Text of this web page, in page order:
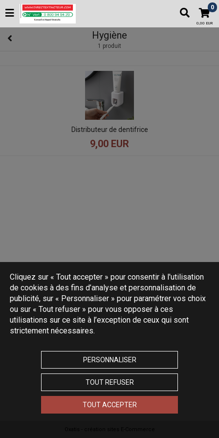
0
0,00 EUR
Hygiène
1 produit
Distributeur de dentifrice
9,00 EUR
Cliquez sur « Tout accepter » pour consentir à l'utilisation
de cookies à des fins d’analyse et personnalisation de
publicité, sur « Personnaliser » pour paramétrer vos choix
ou sur « Tout refuser » pour vous opposer à ces
utilisations sur ce site à l’exception de ceux qui sont
strictement nécessaires.
PERSONNALISER
TOUT REFUSER
TOUT ACCEPTER